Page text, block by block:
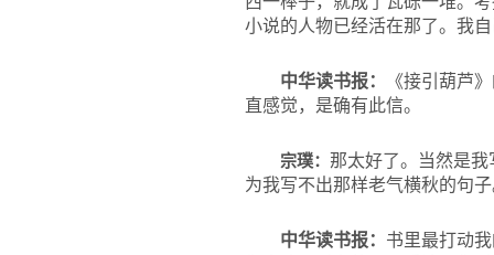
小说的人物已经活在那了。我
中华读书报：
《接引葫芦
直感觉，是确有此信。
宗璞： 那太好了。当然是
为我写不出那样老气横秋的句
中华读书报： 书里最打动